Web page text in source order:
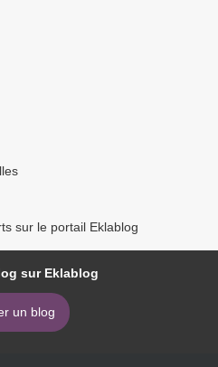
sur le portail Eklablog
sur Eklablog
un blog